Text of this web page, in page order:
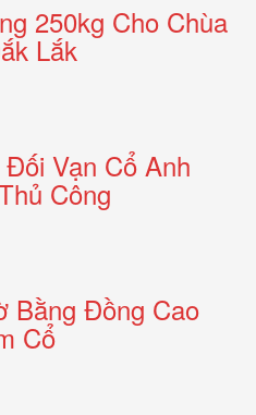
250kg Cho Chùa
Lắk
Vạn Cổ Anh
Công
Bằng Đồng Cao
Cổ